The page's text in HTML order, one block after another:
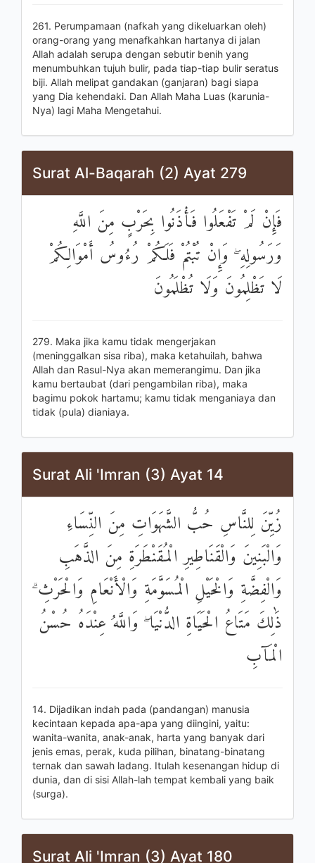
261. Perumpamaan (nafkah yang dikeluarkan oleh)
orang-orang yang menafkahkan hartanya di jalan
Allah adalah serupa dengan sebutir benih yang
menumbuhkan tujuh bulir, pada tiap-tiap bulir seratus
biji. Allah melipat gandakan (ganjaran) bagi siapa
yang Dia kehendaki. Dan Allah Maha Luas (karunia-
Nya) lagi Maha Mengetahui.
Surat Al-Baqarah (2) Ayat 279
فَإِنْ لَمْ تَفْعَلُوا فَأْذَنُوا بِحَرْبٍ مِنَ اللَّهِ
وَرَسُولِهِ ۖ وَإِنْ تُبْتُمْ فَلَكُمْ رُءُوسُ أَمْوَالِكُمْ
لَا تَظْلِمُونَ وَلَا تُظْلَمُونَ
279. Maka jika kamu tidak mengerjakan
(meninggalkan sisa riba), maka ketahuilah, bahwa
Allah dan Rasul-Nya akan memerangimu. Dan jika
kamu bertaubat (dari pengambilan riba), maka
bagimu pokok hartamu; kamu tidak menganiaya dan
tidak (pula) dianiaya.
Surat Ali 'Imran (3) Ayat 14
زُيِّنَ لِلنَّاسِ حُبُّ الشَّهَوَاتِ مِنَ النِّسَاءِ
وَالْبَنِينَ وَالْقَنَاطِيرِ الْمُقَنْطَرَةِ مِنَ الذَّهَبِ
وَالْفِضَّةِ وَالْخَيْلِ الْمُسَوَّمَةِ وَالْأَنْعَامِ وَالْحَرْثِ ۗ
ذَٰلِكَ مَتَاعُ الْحَيَاةِ الدُّنْيَا ۖ وَاللَّهُ عِنْدَهُ حُسْنُ
الْمَآبِ
14. Dijadikan indah pada (pandangan) manusia
kecintaan kepada apa-apa yang diingini, yaitu:
wanita-wanita, anak-anak, harta yang banyak dari
jenis emas, perak, kuda pilihan, binatang-binatang
ternak dan sawah ladang. Itulah kesenangan hidup di
dunia, dan di sisi Allah-lah tempat kembali yang baik
(surga).
Surat Ali 'Imran (3) Ayat 180